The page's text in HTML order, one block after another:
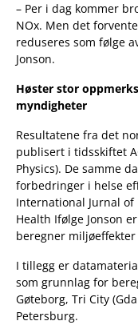
– Per i dag kommer
NOx. Men det
reduseres som følge
Jonson.
Høster stor
myndigheter
Resultatene fra det
publisert i tidsskiftet
Physics). De samme
forbedringer i helse
International Jurnal of
Health Ifølge Jonson
beregner
I tillegg er
som grunnlag for
Gøteborg, Tri City
Petersburg.